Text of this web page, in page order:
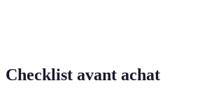
Checklist avant achat